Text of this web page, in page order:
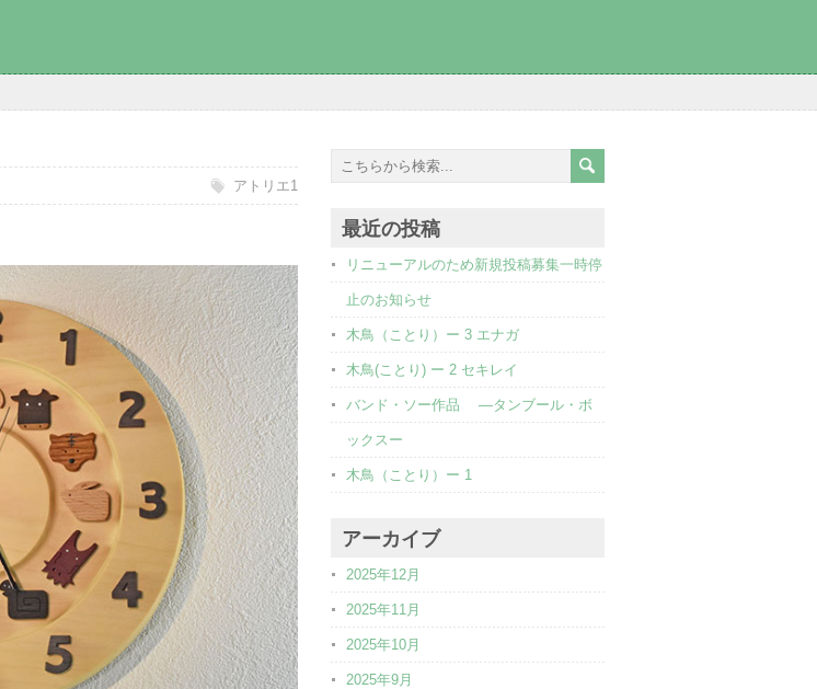
アトリエ1
最近の投稿
リニューアルのため新規投稿募集一時停
止のお知らせ
木鳥（ことり）ー 3 エナガ
木鳥(ことり) ー 2 セキレイ
バンド・ソー作品 ―タンブール・ボ
ックスー
木鳥（ことり）ー 1
アーカイブ
2025年12月
2025年11月
2025年10月
2025年9月